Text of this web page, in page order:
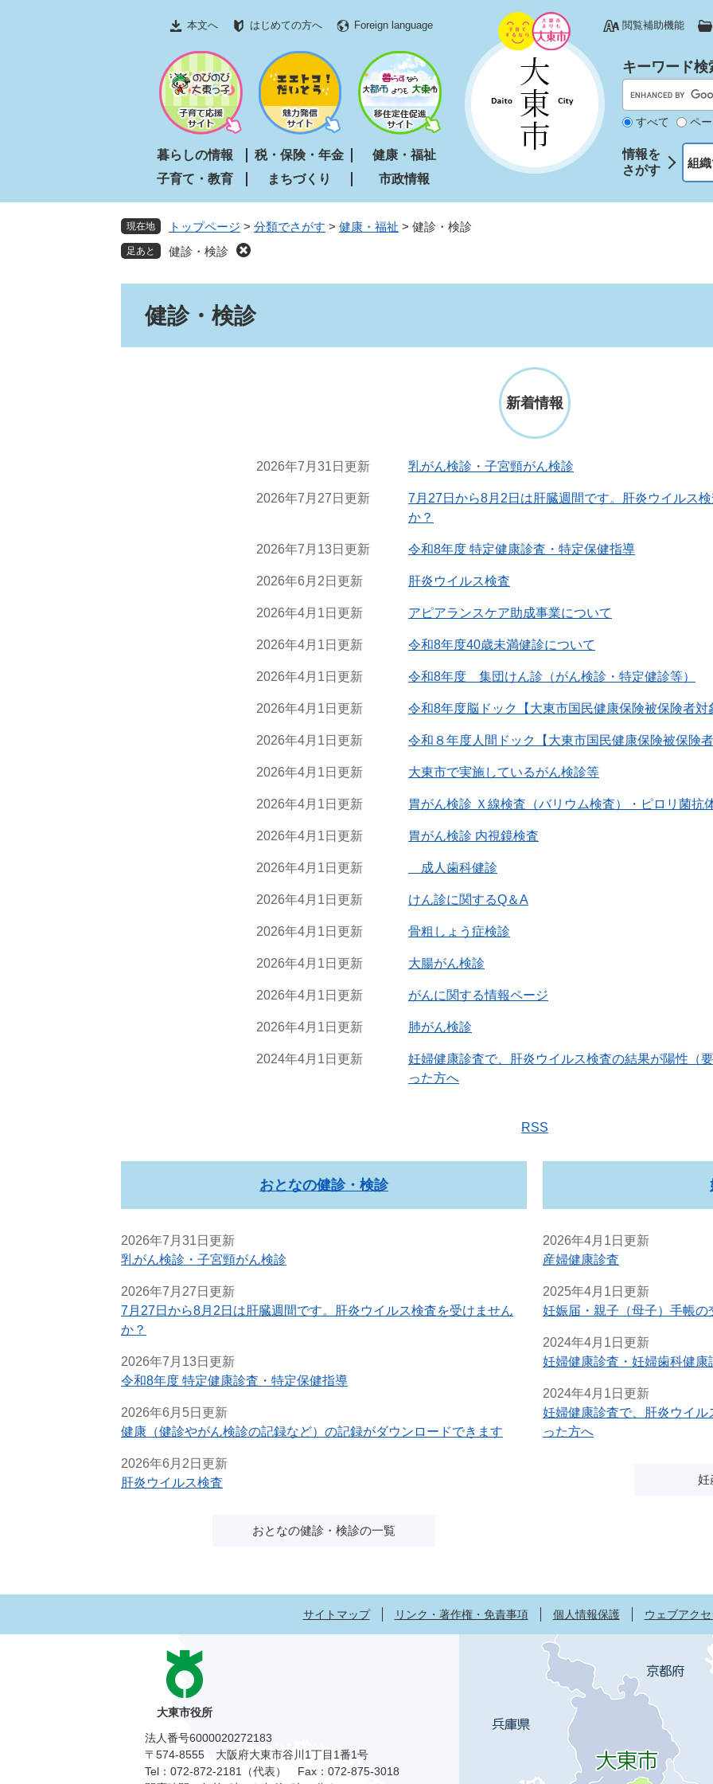
文
本文へ はじめての方へ Foreign language 閲覧補助機能
暮らしの情報 税・保険・年金
健康・福祉
子育て・教育
まちづくり 市政情報
キーワード検
すべて ペ
情報を
さがす
組
現在地 トップページ > 分類でさがす > 健康・福祉 > 健診・検診
健診・検診
健診・検診
新着情報
2026年7月31日更新 乳がん検診・子宮頸がん検診
2026年7月27日更新
7月27日から8月2日は肝臓週間です。肝炎ウイルス
か？
2026年7月13日更新 令和8年度 特定健康診査・特定保健指導
2026年6月2日更新 肝炎ウイルス検査
2026年4月1日更新 アピアランスケア助成事業について
2026年4月1日更新 令和8年度40歳未満健診について
2026年4月1日更新 令和8年度 集団けん診（がん検診・特定健診等）
2026年4月1日更新 令和8年度脳ドック【大東市国民健康保険被保険者対
2026年4月1日更新 令和８年度人間ドック【大東市国民健康保険被保険者
2026年4月1日更新 大東市で実施しているがん検診等
2026年4月1日更新 胃がん検診 Ｘ線検査（バリウム検査）・ピロリ菌抗
2026年4月1日更新 胃がん検診 内視鏡検査
2026年4月1日更新 成人歯科健診
2026年4月1日更新 けん診に関するQ＆A
2026年4月1日更新 骨粗しょう症検診
2026年4月1日更新 大腸がん検診
2026年4月1日更新 がんに関する情報ページ
2026年4月1日更新 肺がん検診
2024年4月1日更新
妊婦健康診査で、肝炎ウイルス検査の結果が陽性（
った方へ
RSS
おとなの健診・検診
2026年7月31日更新
乳がん検診・子宮頸がん検診
2026年7月27日更新
7月27日から8月2日は肝臓週間です。肝炎ウイルス検査を受けません
か？
2026年7月13日更新
令和8年度 特定健康診査・特定保健指導
2026年6月5日更新
健康（健診やがん検診の記録など）の記録がダウンロードできます
2026年6月2日更新
肝炎ウイルス検査
おとなの健診・検診の一覧
2026年4月1日更新
産婦健康診査
2025年4月1日更新
妊娠届・親子（母子）手帳の
2024年4月1日更新
妊婦健康診査・妊婦歯科健康
2024年4月1日更新
妊婦健康診査で、肝炎ウイ
った方へ
妊
サイトマップ リンク・著作権・免責事項 個人情報保護 ウェブアク
大東市役所
法人番号6000020272183
〒574-8555 大阪府大東市谷川1丁目1番1号
Tel：072-872-2181（代表）
Fax：072-875-3018